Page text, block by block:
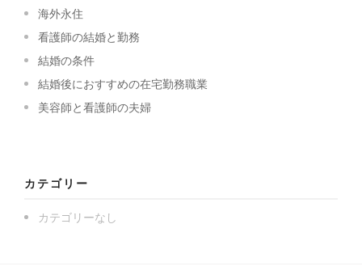
海外永住
看護師の結婚と勤務
結婚の条件
結婚後におすすめの在宅勤務職業
美容師と看護師の夫婦
カテゴリー
カテゴリーなし